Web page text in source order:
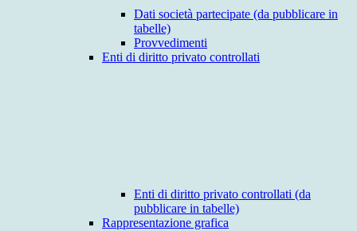
Dati società partecipate (da pubblicare in
tabelle)
Provvedimenti
Enti di diritto privato controllati
Enti di diritto privato controllati (da
pubblicare in tabelle)
Rappresentazione grafica